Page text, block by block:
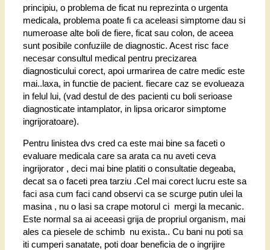
principiu, o problema de ficat nu reprezinta o urgenta
medicala, problema poate fi ca aceleasi simptome dau si
numeroase alte boli de fiere, ficat sau colon, de aceea
sunt posibile confuziile de diagnostic. Acest risc face
necesar consultul medical pentru precizarea
diagnosticului corect, apoi urmarirea de catre medic este
mai..laxa, in functie de pacient. fiecare caz se evolueaza
in felul lui, (vad destul de des pacienti cu boli serioase
diagnosticate intamplator, in lipsa oricaror simptome
ingrijoratoare).
Pentru linistea dvs cred ca este mai bine sa faceti o
evaluare medicala care sa arata ca nu aveti ceva
ingrijorator , deci mai bine platiti o consultatie degeaba,
decat sa o faceti prea tarziu .Cel mai corect lucru este sa
faci asa cum faci cand observi ca se scurge putin ulei la
masina , nu o lasi sa crape motorul ci mergi la mecanic.
Este normal sa ai aceeasi grija de propriul organism, mai
ales ca piesele de schimb nu exista.. Cu bani nu poti sa
iti cumperi sanatate, poti doar beneficia de o ingrijire